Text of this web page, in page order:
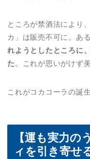
ところが禁酒法により
カ」は販売不可に。あ
れようとしたところに
た 。これが思いがけず
これがコカコーラの誕
【運も実力の
ィを引き寄せ